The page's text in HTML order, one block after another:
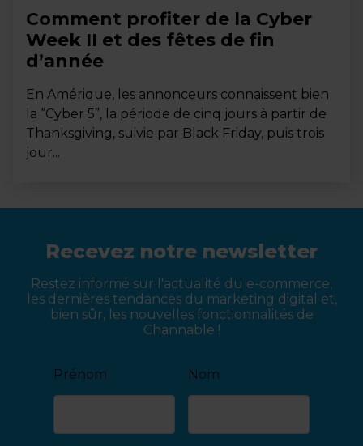
Comment profiter de la Cyber
Week II et des fêtes de fin
d’année
En Amérique, les annonceurs connaissent bien
la “Cyber 5”, la période de cinq jours à partir de
Thanksgiving, suivie par Black Friday, puis trois
jour...
Recevez notre newsletter
Restez informé sur l'actualité du e-commerce,
les dernières tendances du marketing digital et,
bien sûr, les nouvelles fonctionnalités de
Channable !
Prénom Nom